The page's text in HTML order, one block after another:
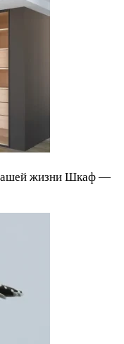
жизни Шкаф —